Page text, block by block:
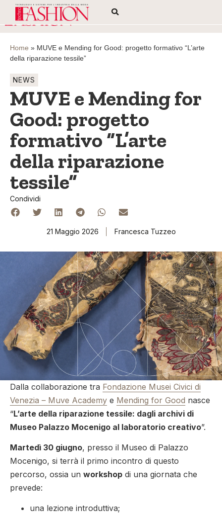
Home » MUVE e Mending for Good: progetto formativo “L’arte
della riparazione tessile”
NEWS
MUVE e Mending for
Good: progetto
formativo “L’arte
della riparazione
tessile”
Condividi
21 Maggio 2026 Francesca Tuzzeo
Dalla collaborazione tra Fondazione Musei Civici di
Venezia – Muve Academy e Mending for Good nasce
“L’arte della riparazione tessile: dagli archivi di
Museo Palazzo Mocenigo al laboratorio creativo”.
Martedì 30 giugno, presso il Museo di Palazzo
Mocenigo, si terrà il primo incontro di questo
percorso, ossia un workshop di una giornata che
prevede:
una lezione introduttiva;